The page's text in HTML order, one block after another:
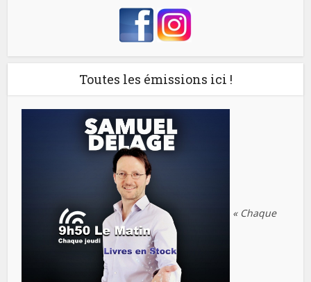
Toutes les émissions ici !
« Chaque